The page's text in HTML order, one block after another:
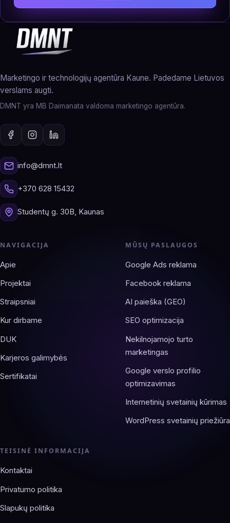
Marketingo ir technologijų agentūra Kaune. Padedame Lietuvos
verslams augti.
DMNT yra MB Daimanata valdoma marketingo agentūra.
info@dmnt.lt
+370 628 15432
Studentų g. 30B, Kaunas
NAVIGACIJA
Apie
Projektai
Straipsniai
Kur dirbame
DUK
Karjeros galimybės
Sertifikatai
MŪSŲ PASLAUGOS
Google Ads reklama
Facebook reklama
AI paieška (GEO)
SEO optimizacija
Nekilnojamojo turto
marketingas
Google verslo profilio
optimizavimas
Internetinių svetainių kūrimas
WordPress svetainių priežiūra
TEISINĖ INFORMACIJA
Kontaktai
Privatumo politika
Slapukų politika